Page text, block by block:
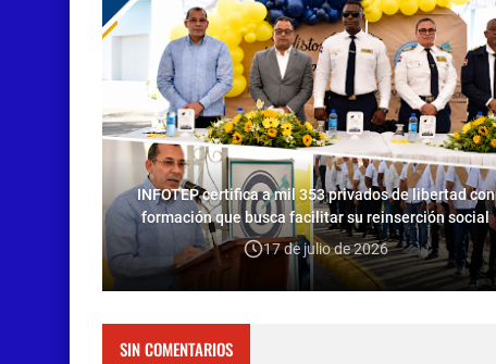
INFOTEP certifica a mil 353 privados de libertad con
formación que busca facilitar su reinserción social
17 de julio de 2026
SIN COMENTARIOS